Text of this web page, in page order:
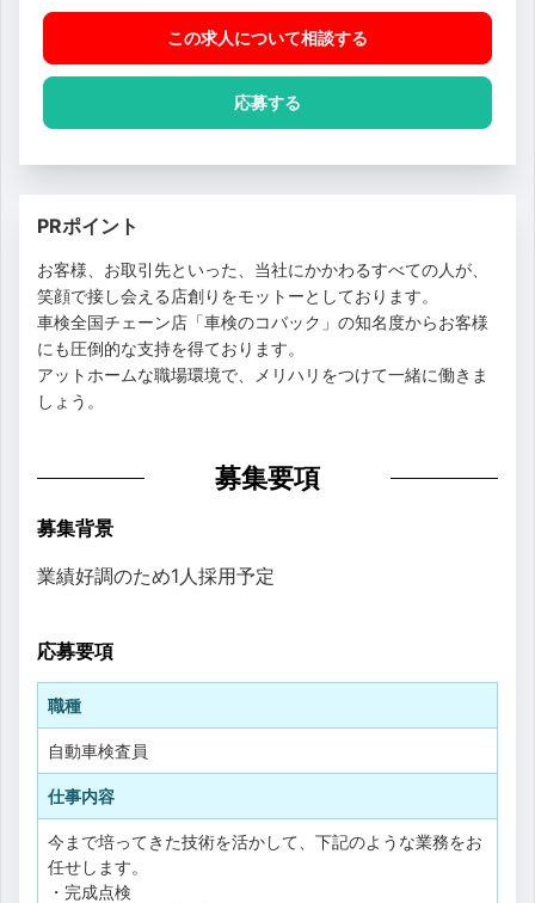
この求人について相談する
応募する
PRポイント
お客様、お取引先といった、当社にかかわるすべての人が、
笑顔で接し会える店創りをモットーとしております。
車検全国チェーン店「車検のコバック」の知名度からお客様
にも圧倒的な支持を得ております。
アットホームな職場環境で、メリハリをつけて一緒に働きま
しょう。
募集要項
募集背景
業績好調のため1人採用予定
応募要項
職種
自動車検査員
仕事内容
今まで培ってきた技術を活かして、下記のような業務をお
任せします。
・完成点検